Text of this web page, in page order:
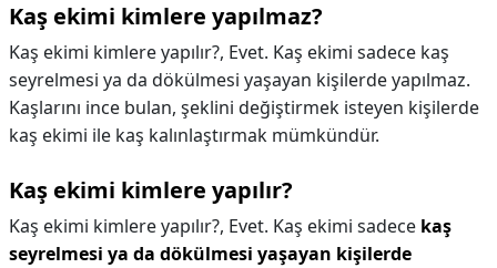
Kaş ekimi kimlere yapılmaz?
Kaş ekimi kimlere yapılır?, Evet. Kaş ekimi sadece kaş
seyrelmesi ya da dökülmesi yaşayan kişilerde yapılmaz.
Kaşlarını ince bulan, şeklini değiştirmek isteyen kişilerde
kaş ekimi ile kaş kalınlaştırmak mümkündür.
Kaş ekimi kimlere yapılır?
Kaş ekimi kimlere yapılır?, Evet. Kaş ekimi sadece kaş
seyrelmesi ya da dökülmesi yaşayan kişilerde